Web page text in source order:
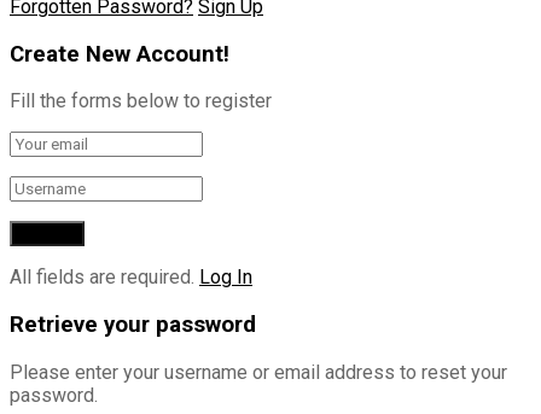
Forgotten Password? Sign Up
Create New Account!
Fill the forms below to register
All fields are required. Log In
Retrieve your password
Please enter your username or email address to reset your
password.